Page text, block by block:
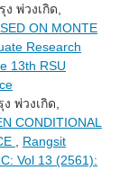
พ่วงเกิด,
ON MONTE
Research
13th RSU
พ่วงเกิด,
CONDITIONAL
Rangsit
Vol 13 (2561):